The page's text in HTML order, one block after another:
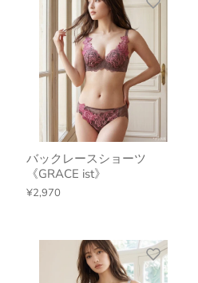
バックレースショーツ
《GRACE ist》
¥2,970